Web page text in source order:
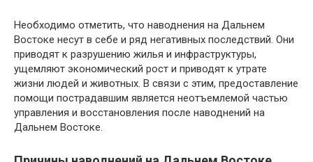
Необходимо отметить, что наводнения на Дальнем
Востоке несут в себе и ряд негативных последствий. Они
приводят к разрушению жилья и инфраструктуры,
ущемляют экономический рост и приводят к утрате
жизни людей и животных. В связи с этим, предоставление
помощи пострадавшим является неотъемлемой частью
управления и восстановления после наводнений на
Дальнем Востоке.